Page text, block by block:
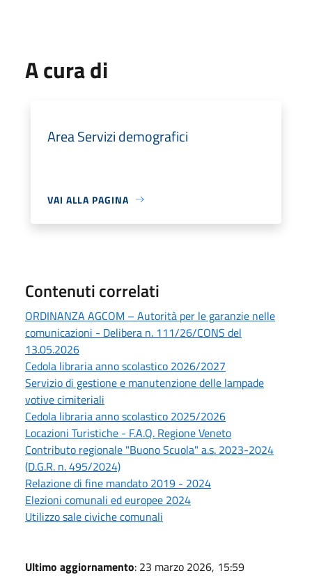
A cura di
Area Servizi demografici
VAI ALLA PAGINA
Contenuti correlati
ORDINANZA AGCOM – Autorità per le garanzie nelle
comunicazioni - Delibera n. 111/26/CONS del
13.05.2026
Cedola libraria anno scolastico 2026/2027
Servizio di gestione e manutenzione delle lampade
votive cimiteriali
Cedola libraria anno scolastico 2025/2026
Locazioni Turistiche - F.A.Q. Regione Veneto
Contributo regionale "Buono Scuola" a.s. 2023-2024
(D.G.R. n. 495/2024)
Relazione di fine mandato 2019 - 2024
Elezioni comunali ed europee 2024
Utilizzo sale civiche comunali
Ultimo aggiornamento: 23 marzo 2026, 15:59